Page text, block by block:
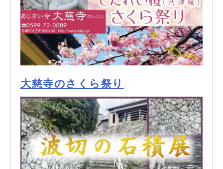
大慈寺のさくら祭り